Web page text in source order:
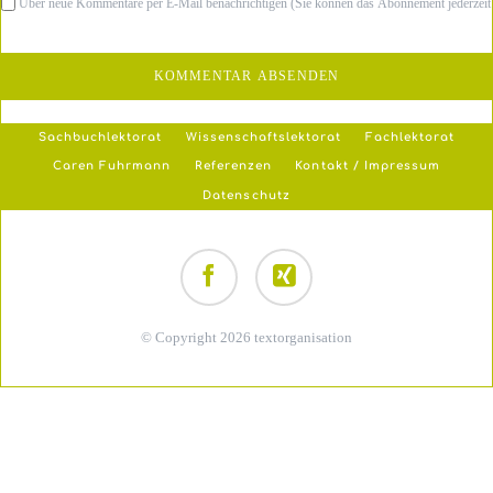
KOMMENTAR ABSENDEN
Navigation
Sachbuchlektorat Wissenschaftslektorat Fachlektorat
Caren Fuhrmann Referenzen Kontakt / Impressum
Datenschutz
© Copyright 2026 textorganisation